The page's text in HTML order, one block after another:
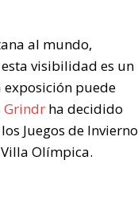
al mundo,
visibilidad es un
puede
Grindr ha decidido
Juegos de Invierno
Olímpica.